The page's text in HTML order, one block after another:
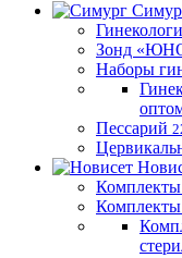
Зонд
Наборы
Пессарий
Комплекты